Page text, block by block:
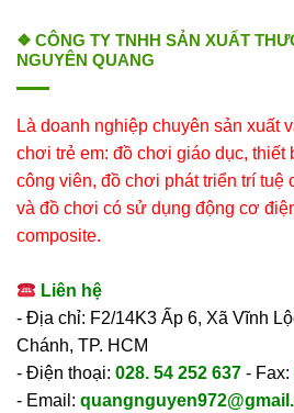
❖ CÔNG TY TNHH SẢN XUẤT
NGUYÊN QUANG
Là doanh nghiệp chuyên sản xuất
chơi trẻ em: đồ chơi giáo dục, thiết
công viên, đồ chơi phát triển trí tuệ
và đồ chơi có sử dụng động cơ
composite.
Liên hệ
- Địa chỉ: F2/14K3 Ấp 6, Xã Vĩnh
Chánh, TP. HCM
- Điện thoại: 028. 54 252 637 - Fax:
- Email: